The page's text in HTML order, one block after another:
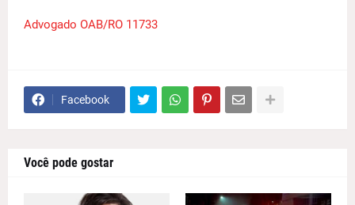
Advogado OAB/RO 11733
Facebook
Você pode gostar